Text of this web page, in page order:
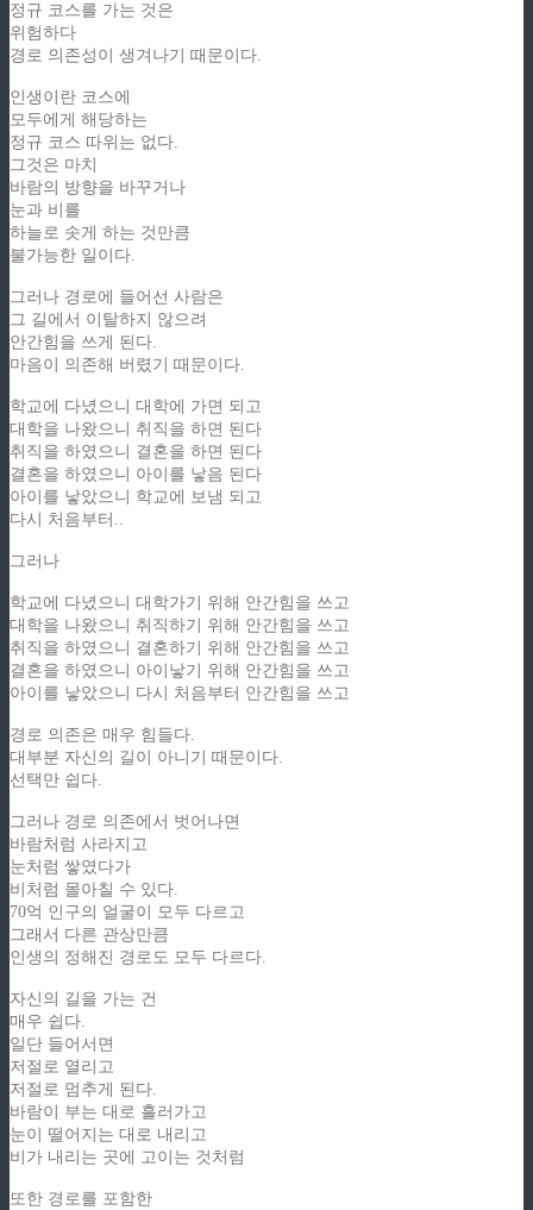
정규 코스를 가는 것은
위험하다
경로 의존성이 생겨나기 때문이다.
인생이란 코스에
모두에게 해당하는
정규 코스 따위는 없다.
그것은 마치
바람의 방향을 바꾸거나
눈과 비를
하늘로 솟게 하는 것만큼
불가능한 일이다.
그러나 경로에 들어선 사람은
그 길에서 이탈하지 않으려
안간힘을 쓰게 된다.
마음이 의존해 버렸기 때문이다.
학교에 다녔으니 대학에 가면 되고
대학을 나왔으니 취직을 하면 된다
취직을 하였으니 결혼을 하면 된다
결혼을 하였으니 아이를 낳음 된다
아이를 낳았으니 학교에 보냄 되고
다시 처음부터..
그러나
학교에 다녔으니 대학가기 위해 안간힘을 쓰고
대학을 나왔으니 취직하기 위해 안간힘을 쓰고
취직을 하였으니 결혼하기 위해 안간힘을 쓰고
결혼을 하였으니 아이낳기 위해 안간힘을 쓰고
아이를 낳았으니 다시 처음부터 안간힘을 쓰고
경로 의존은 매우 힘들다.
대부분 자신의 길이 아니기 때문이다.
선택만 쉽다.
그러나 경로 의존에서 벗어나면
바람처럼 사라지고
눈처럼 쌓였다가
비처럼 몰아칠 수 있다.
70억 인구의 얼굴이 모두 다르고
그래서 다른 관상만큼
인생의 정해진 경로도 모두 다르다.
자신의 길을 가는 건
매우 쉽다.
일단 들어서면
저절로 열리고
저절로 멈추게 된다.
바람이 부는 대로 흘러가고
눈이 떨어지는 대로 내리고
비가 내리는 곳에 고이는 것처럼
또한 경로를 포함한